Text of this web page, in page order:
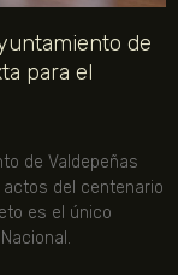
de
para el
de Valdepeñas
del centenario
es el único